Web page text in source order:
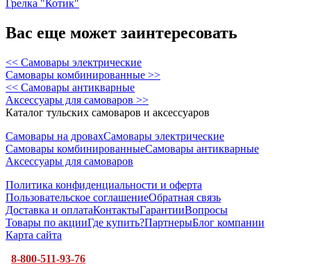
Грелка "Котик"
Вас еще может заинтересовать
<< Самовары электрические
Самовары комбинированные >>
<< Самовары антикварные
Аксессуары для самоваров >>
Каталог тульских самоваров и аксессуаров
Самовары на дровахСамовары электрические
Самовары комбинированныеСамовары антикварные
Аксессуары для самоваров
Политика конфиденциальности и оферта
Пользовательское соглашениеОбратная связь
Доставка и оплатаКонтактыГарантииВопросы
Товары по акцииГде купить?ПартнерыБлог компании
Карта сайта
8-800-511-93-76